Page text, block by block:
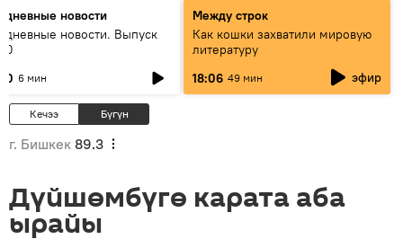
новости
новости. Выпуск
6 мин
Между строк
Как кошки захватили мировую
литературу
18:06 49 мин эфир
Кечээ Бүгүн
г. Бишкек 89.3
Дүйшөмбүгө карата аба
ырайы